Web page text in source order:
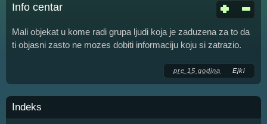
Info centar
Mali objekat u kome radi grupa ljudi koja je zaduzena za to da
ti objasni zasto ne mozes dobiti informaciju koju si zatrazio.
pre 15 godina Ejki
Indeks